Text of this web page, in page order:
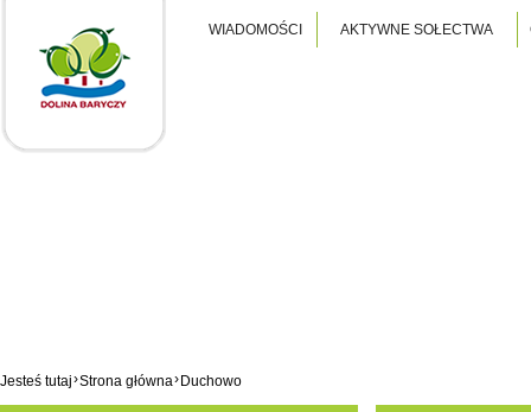
WIADOMOŚCI AKTYWNE SOŁECTWA
Jesteś tutaj›Strona główna›Duchowo